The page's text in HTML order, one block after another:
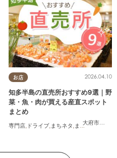
お店
大府市
,知多
2026.04.10
知多半島の直売所おすすめ9選｜野
菜・魚・肉が買える産直スポット
まとめ
専門店, ドライブ, まちネタ , まとめ記事 ,夫婦